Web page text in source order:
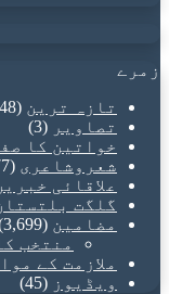
زمرے
تازہ ترین (12,748)
تصاویر (3)
خواتین کا
شعروشاعری (77)
علاقائی
گلگت
مضامین (3,699)
منتخب
ملازمت کے
ویڈیوز (45)